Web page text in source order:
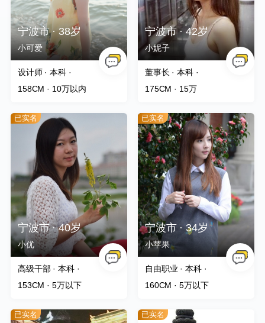
刘工 注册了会员 撩TA
高亮 开通了VIP会员 撩TA
宁波市 · 38岁
小可爱
设计师 · 本科 ·
158CM · 10万以内
宁波市 · 42岁
小妮子
董事长 · 本科 ·
175CM · 15万
已实名
宁波市 · 40岁
小优
高级干部 · 本科 ·
153CM · 5万以下
已实名
宁波市 · 34岁
小苹果
自由职业 · 本科 ·
160CM · 5万以下
已实名 已实名